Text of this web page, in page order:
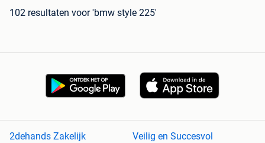
102 resultaten voor 'bmw style 225'
2dehands Zakelijk
Veilig en Succesvol